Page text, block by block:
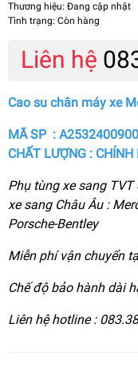
Thương hiệu: Đang cập nhật
Tình trạng: Còn hàng
Liên hệ
Cao su chân máy xe
MÃ SP :
CHẤT LƯỢNG : CHÍNH
Phụ tùng xe sang
xe sang Châu Âu :
Porsche-Bentley
Miễn phí vận chuyển
Chế độ bảo hành dài
Liên hệ hotline :